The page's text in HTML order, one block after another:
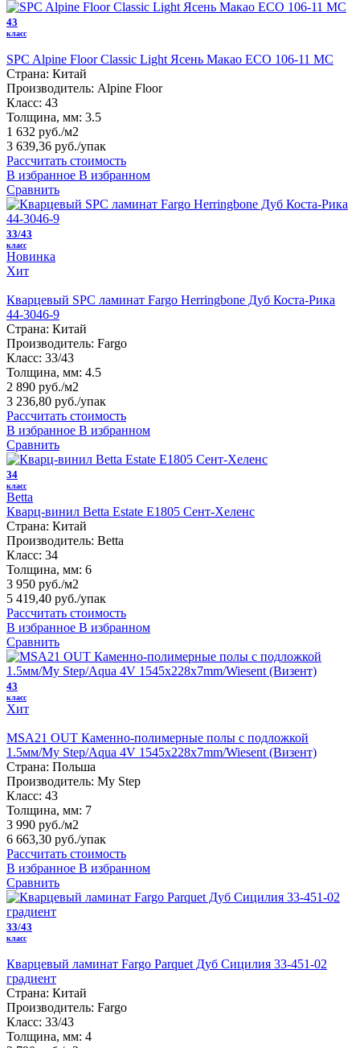
43
класс
SPC Alpine Floor Classic Light Ясень Макао ECO 106-11 MC
Страна: Китай
Производитель: Alpine Floor
Класс: 43
Толщина, мм: 3.5
1 632 руб./м2
3 639,36 руб./упак
Рассчитать стоимость
В избранное В избранном
Сравнить
33/43
класс
Новинка
Хит
Кварцевый SPC ламинат Fargo Herringbone Дуб Коста-Рика
44-3046-9
Страна: Китай
Производитель: Fargo
Класс: 33/43
Толщина, мм: 4.5
2 890 руб./м2
3 236,80 руб./упак
Рассчитать стоимость
В избранное В избранном
Сравнить
34
класс
Betta
Кварц-винил Betta Estate E1805 Сент-Хеленс
Страна: Китай
Производитель: Betta
Класс: 34
Толщина, мм: 6
3 950 руб./м2
5 419,40 руб./упак
Рассчитать стоимость
В избранное В избранном
Сравнить
43
класс
Хит
MSA21 OUT Каменно-полимерные полы с подложкой
1.5мм/My Step/Aqua 4V 1545х228х7mm/Wiesent (Визент)
Страна: Польша
Производитель: My Step
Класс: 43
Толщина, мм: 7
3 990 руб./м2
6 663,30 руб./упак
Рассчитать стоимость
В избранное В избранном
Сравнить
33/43
класс
Кварцевый ламинат Fargo Parquet Дуб Сицилия 33-451-02
градиент
Страна: Китай
Производитель: Fargo
Класс: 33/43
Толщина, мм: 4